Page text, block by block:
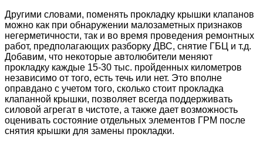
Другими словами, поменять прокладку крышки клапанов
можно как при обнаружении малозаметных признаков
негерметичности, так и во время проведения ремонтных
работ, предполагающих разборку ДВС, снятие ГБЦ и т.д.
Добавим, что некоторые автолюбители меняют
прокладку каждые 15-30 тыс. пройденных километров
независимо от того, есть течь или нет. Это вполне
оправдано с учетом того, сколько стоит прокладка
клапанной крышки, позволяет всегда поддерживать
силовой агрегат в чистоте, а также дает возможность
оценивать состояние отдельных элементов ГРМ после
снятия крышки для замены прокладки.